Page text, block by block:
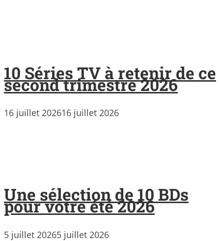
10 Séries TV à retenir de ce
second trimestre 2026
16 juillet 202616 juillet 2026
Une sélection de 10 BDs
pour votre été 2026
5 juillet 20265 juillet 2026